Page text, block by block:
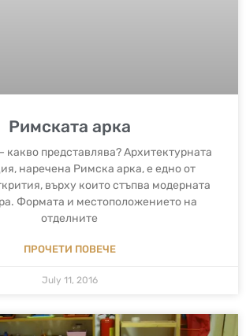
Римската арка
какво представлява? Архитектурната
наречена Римска арка, е едно от
върху които стъпва модерната
Формата и местоположението на
отделните
ПРОЧЕТИ ПОВЕЧЕ
July 11, 2016